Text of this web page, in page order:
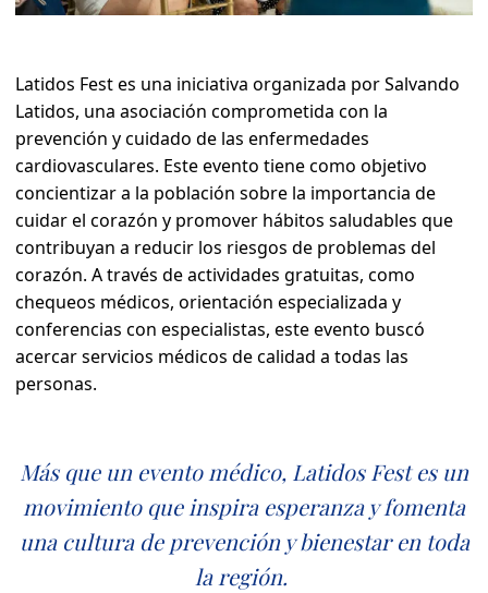
Latidos Fest es una iniciativa organizada por Salvando
Latidos, una asociación comprometida con la
prevención y cuidado de las enfermedades
cardiovasculares. Este evento tiene como objetivo
concientizar a la población sobre la importancia de
cuidar el corazón y promover hábitos saludables que
contribuyan a reducir los riesgos de problemas del
corazón. A través de actividades gratuitas, como
chequeos médicos, orientación especializada y
conferencias con especialistas, este evento buscó
acercar servicios médicos de calidad a todas las
personas.
Más que un evento médico, Latidos Fest es un
movimiento que inspira esperanza y fomenta
una cultura de prevención y bienestar en toda
la región.